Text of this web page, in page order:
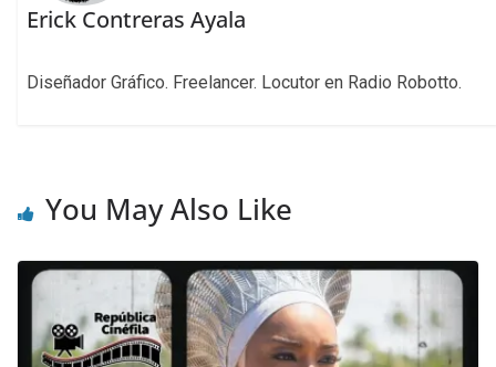
Erick Contreras Ayala
Diseñador Gráfico. Freelancer. Locutor en Radio Robotto.
You May Also Like